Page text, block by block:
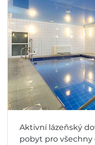
Aktivní lázeňský
pobyt pro všechny